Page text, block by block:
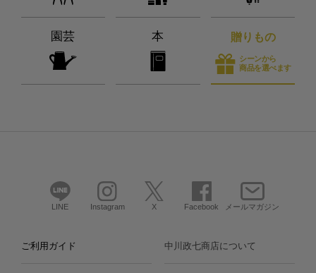
園芸 本 贈りもの
シーンから
商品を選べます
LINE Instagram X Facebook メールマガジン
ご利用ガイド 中川政七商店について